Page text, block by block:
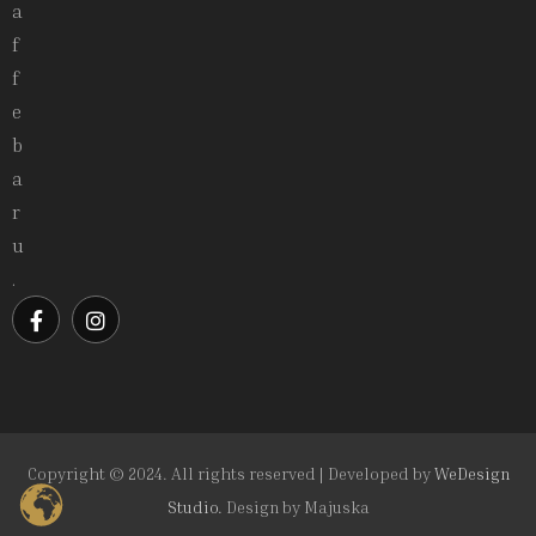
a
f
f
e
b
a
r
u
.
Copyright © 2024. All rights reserved | Developed byWeDesign
Studio. Design by Majuska